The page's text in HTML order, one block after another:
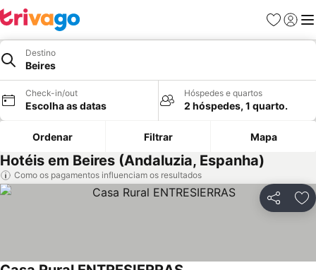
Favoritos
Iniciar
Destino
Beires
Check-in/out
Escolha as datas
Hóspedes e quartos
2 hóspedes, 1 quarto.
Ordenar Filtrar Mapa
Hotéis em Beires (Andaluzia, Espanha)
Como os pagamentos influenciam os resultados
Partilhar